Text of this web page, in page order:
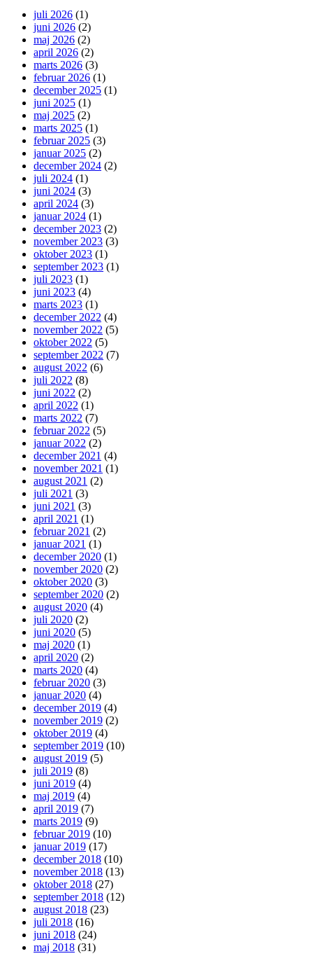
juli 2026 (1)
juni 2026 (2)
maj 2026 (2)
april 2026 (2)
marts 2026 (3)
februar 2026 (1)
december 2025 (1)
juni 2025 (1)
maj 2025 (2)
marts 2025 (1)
februar 2025 (3)
januar 2025 (2)
december 2024 (2)
juli 2024 (1)
juni 2024 (3)
april 2024 (3)
januar 2024 (1)
december 2023 (2)
november 2023 (3)
oktober 2023 (1)
september 2023 (1)
juli 2023 (1)
juni 2023 (4)
marts 2023 (1)
december 2022 (4)
november 2022 (5)
oktober 2022 (5)
september 2022 (7)
august 2022 (6)
juli 2022 (8)
juni 2022 (2)
april 2022 (1)
marts 2022 (7)
februar 2022 (5)
januar 2022 (2)
december 2021 (4)
november 2021 (1)
august 2021 (2)
juli 2021 (3)
juni 2021 (3)
april 2021 (1)
februar 2021 (2)
januar 2021 (1)
december 2020 (1)
november 2020 (2)
oktober 2020 (3)
september 2020 (2)
august 2020 (4)
juli 2020 (2)
juni 2020 (5)
maj 2020 (1)
april 2020 (2)
marts 2020 (4)
februar 2020 (3)
januar 2020 (4)
december 2019 (4)
november 2019 (2)
oktober 2019 (4)
september 2019 (10)
august 2019 (5)
juli 2019 (8)
juni 2019 (4)
maj 2019 (4)
april 2019 (7)
marts 2019 (9)
februar 2019 (10)
januar 2019 (17)
december 2018 (10)
november 2018 (13)
oktober 2018 (27)
september 2018 (12)
august 2018 (23)
juli 2018 (16)
juni 2018 (24)
maj 2018 (31)